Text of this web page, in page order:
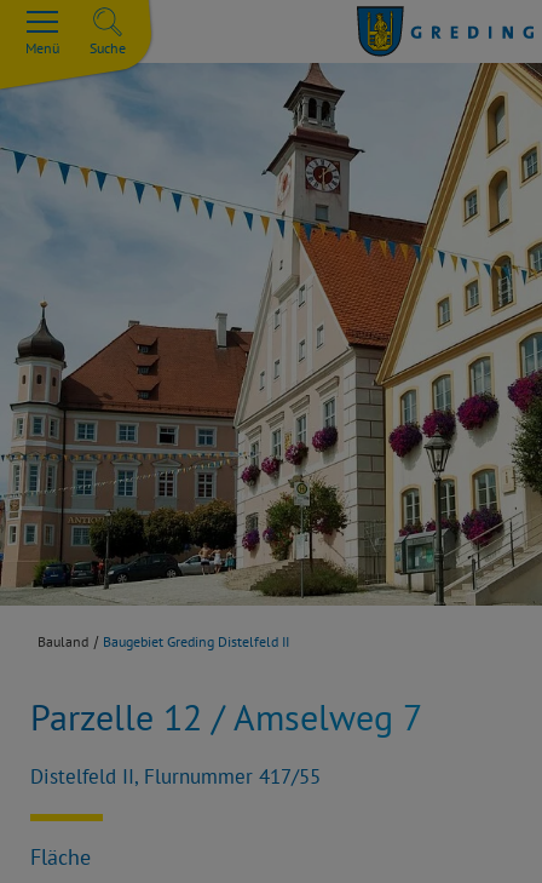
Menü Suche
Bauland Baugebiet Greding Distelfeld II
Parzelle 12 / Amselweg 7
Distelfeld II, Flurnummer 417/55
Fläche